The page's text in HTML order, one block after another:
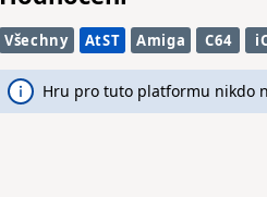
Všechny AtST Amiga C64
Hru pro tuto platformu nikdo